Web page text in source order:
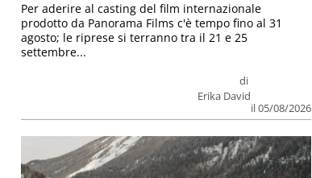
di
Erika David
il 05/08/2026
Per aderire al casting del film internazionale
prodotto da Panorama Films c'è tempo fino al 31
agosto; le riprese si terranno tra il 21 e 25
settembre...